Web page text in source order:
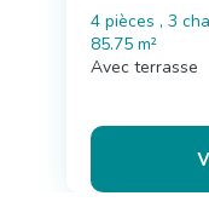
4 pièces , 3
85.75 m²
Avec terrasse